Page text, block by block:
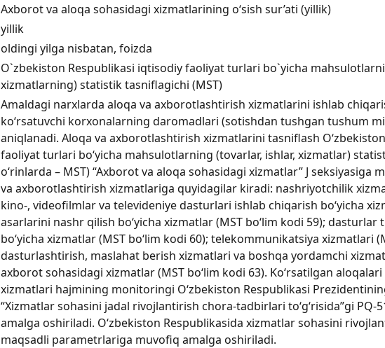
Axborot va aloqa sohasidagi xizmatlarining o‘sish sur’ati (yillik)
yillik
oldingi yilga nisbatan, foizda
O`zbekiston Respublikasi iqtisodiy faoliyat turlari bo`yicha
xizmatlarning) statistik tasniflagichi (MST)
Amaldagi narxlarda aloqa va axborotlashtirish xizmatlarini ishlab
ko‘rsatuvchi korxonalarning daromadlari (sotishdan tushgan tushum
aniqlanadi. Aloqa va axborotlashtirish xizmatlarini tasniflash
faoliyat turlari bo‘yicha mahsulotlarning (tovarlar, ishlar, xizmatlar)
o‘rinlarda – MST) “Axborot va aloqa sohasidagi xizmatlar” J seksiyasiga
va axborotlashtirish xizmatlariga quyidagilar kiradi: nashriyotchilik
kino-, videofilmlar va televideniye dasturlari ishlab chiqarish boʻyicha
asarlarini nashr qilish boʻyicha xizmatlar (MST bo‘lim kodi 59);
boʻyicha xizmatlar (MST bo‘lim kodi 60); telekommunikatsiya xizmatlari
dasturlashtirish, maslahat berish xizmatlari va boshqa yordamchi
axborot sohasidagi xizmatlar (MST bo‘lim kodi 63). Ko‘rsatilgan
xizmatlari hajmining monitoringi O‘zbekiston Respublikasi
“Xizmatlar sohasini jadal rivojlantirish chora-tadbirlari to‘g‘risida”gi
amalga oshiriladi. O‘zbekiston Respublikasida xizmatlar sohasini
maqsadli parametrlariga muvofiq amalga oshiriladi.